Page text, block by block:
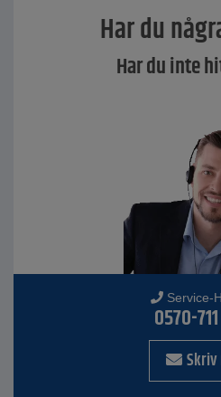
Har du
Har du inte
Service-
0570-